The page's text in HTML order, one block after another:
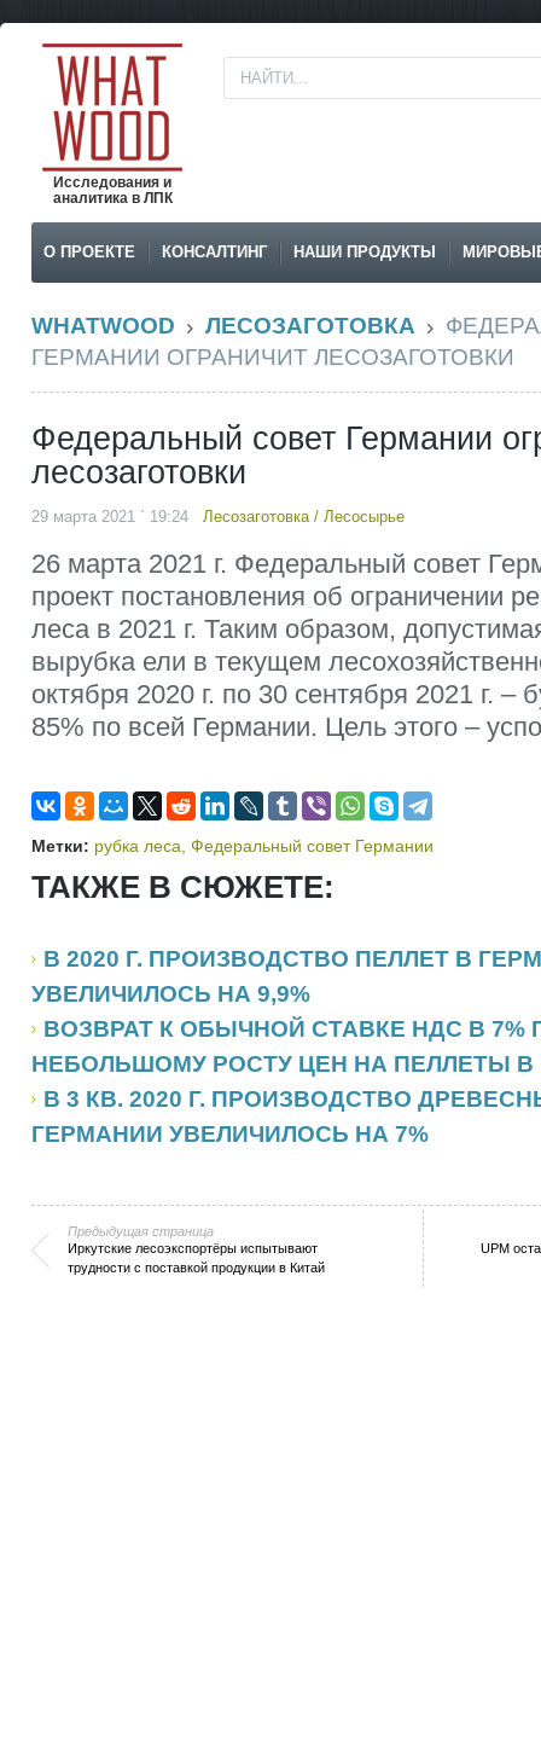
Исследования и
аналитика в ЛПК
О ПРОЕКТЕ КОНСАЛТИНГ НАШИ ПРОДУКТЫ
WHATWOOD ЛЕСОЗАГОТОВКА
ГЕРМАНИИ ОГРАНИЧИТ ЛЕСОЗАГОТОВКИ
Федеральный совет Германии
лесозаготовки
29 марта 2021 ` 19:24 Лесозаготовка/ Лесосырье
26 марта 2021 г. Федеральный совет
проект постановления об ограничении
леса в 2021 г. Таким образом,
вырубка ели в текущем
октября 2020 г. по 30 сентября 2021 г. –
85% по всей Германии. Цель этого –
Метки: рубка леса Федеральный совет Германии
ТАКЖЕ В СЮЖЕТЕ:
В 2020 Г. ПРОИЗВОДСТВО ПЕЛЛЕТ В
УВЕЛИЧИЛОСЬ НА 9,9%
ВОЗВРАТ К ОБЫЧНОЙ СТАВКЕ НДС В 7%
НЕБОЛЬШОМУ РОСТУ ЦЕН НА ПЕЛЛЕТЫ В
В 3 КВ. 2020 Г. ПРОИЗВОДСТВО
ГЕРМАНИИ УВЕЛИЧИЛОСЬ НА 7%
Предыдущая страница
Иркутские лесоэкспортёры испытывают
трудности с поставкой продукции в Китай
UPM